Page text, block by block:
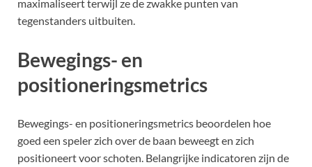
maximaliseert terwijl ze de zwakke punten van
tegenstanders uitbuiten.
Bewegings- en
positioneringsmetrics
Bewegings- en positioneringsmetrics beoordelen hoe
goed een speler zich over de baan beweegt en zich
positioneert voor schoten. Belangrijke indicatoren zijn de